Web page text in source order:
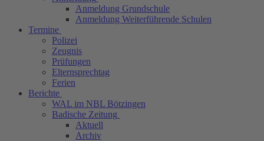
Anmeldung Grundschule
Anmeldung Weiterführende Schulen
Termine
Polizei
Zeugnis
Prüfungen
Elternsprechtag
Ferien
Berichte
WAL im NBL Bötzingen
Badische Zeitung
Aktuell
Archiv